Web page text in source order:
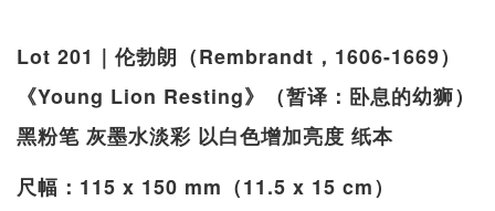
Lot 201｜伦勃朗（Rembrandt，1606-1669）
《Young Lion Resting》（暂译：卧息的幼狮）
黑粉笔 灰墨水淡彩 以白色增加亮度 纸本
尺幅：115 x 150 mm（11.5 x 15 cm）